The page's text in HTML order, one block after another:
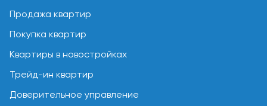
Продажа квартир
Покупка квартир
Квартиры в новостройках
Трейд-ин квартир
Доверительное управление